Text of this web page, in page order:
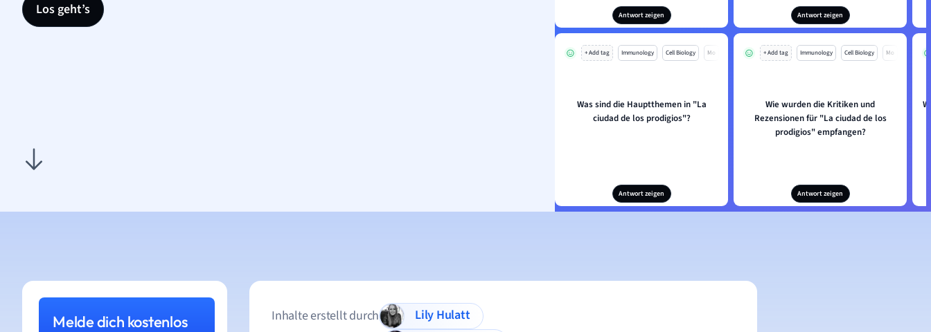
Los geht’s Antwort zeigen Antwort zeigen
+ Add tag Immunology Cell Biology Mo
Was sind die Hauptthemen in "La
ciudad de los prodigios"?
Antwort zeigen
+ Add tag Immunology Cell Biology Mo
Wie wurden die Kritiken und
Rezensionen für "La ciudad de los
prodigios" empfangen?
Antwort zeigen
Melde dich kostenlos
Inhalte erstellt durch
Lily Hulatt